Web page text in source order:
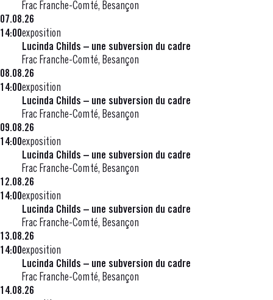
Frac Franche-Comté, Besançon
07.08.26
14:00exposition
Lucinda Childs – une subversion du cadre
Frac Franche-Comté, Besançon
08.08.26
14:00exposition
Lucinda Childs – une subversion du cadre
Frac Franche-Comté, Besançon
09.08.26
14:00exposition
Lucinda Childs – une subversion du cadre
Frac Franche-Comté, Besançon
12.08.26
14:00exposition
Lucinda Childs – une subversion du cadre
Frac Franche-Comté, Besançon
13.08.26
14:00exposition
Lucinda Childs – une subversion du cadre
Frac Franche-Comté, Besançon
14.08.26